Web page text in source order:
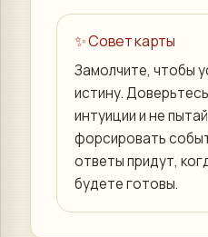
✨ Совет карты
Замолчите, чтобы
истину.
интуиции и не
форсировать
ответы придут,
будете готовы.